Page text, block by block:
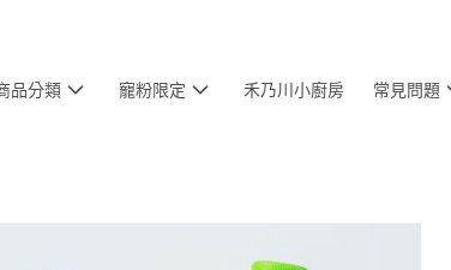
品分類 寵粉限定 禾乃川小廚房 常見問題